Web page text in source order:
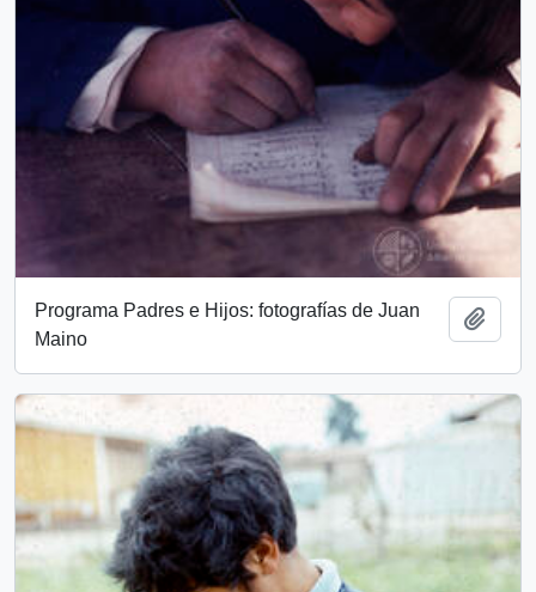
Programa Padres e Hijos: fotografías de Juan
Maino